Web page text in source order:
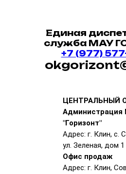
ЦЕНТРАЛЬНЫЙ
Администрация
"Горизонт"
Адрес: г. Клин, с.
ул. Зеленая, дом 1
Офис продаж
Адрес: г. Клин,
Единая
служба МАУ
+7 (977)